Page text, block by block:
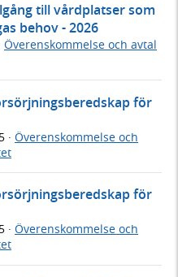
till vårdplatser som
behov - 2026
Överenskommelse och avtal
för
· Överenskommelse och
för
· Överenskommelse och